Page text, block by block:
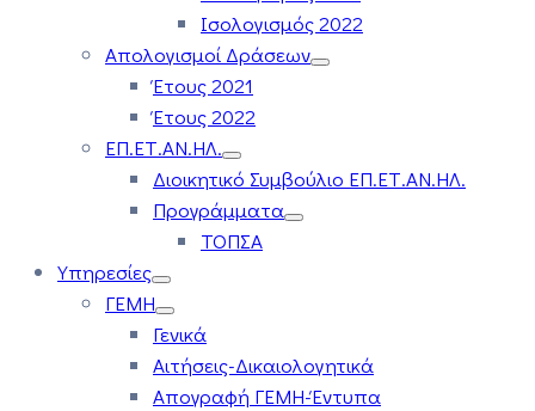
Ισολογισμός 2022
Απολογισμοί Δράσεων
Έτους 2021
Έτους 2022
ΕΠ.ΕΤ.ΑΝ.ΗΛ.
Διοικητικό Συμβούλιο ΕΠ.ΕΤ.ΑΝ.ΗΛ.
Προγράμματα
ΤΟΠΣΑ
Υπηρεσίες
ΓΕΜΗ
Γενικά
Αιτήσεις-Δικαιολογητικά
Απογραφή ΓΕΜΗ-Έντυπα